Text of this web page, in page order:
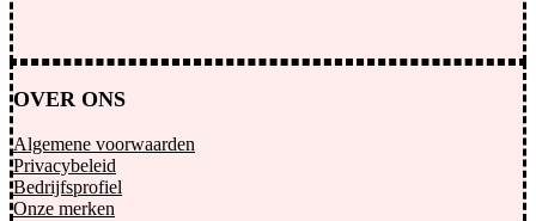
OVER ONS
Algemene voorwaarden
Privacybeleid
Bedrijfsprofiel
Onze merken